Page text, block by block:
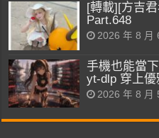
[轉載][方吉
Part.648
2026 年 8 月
手機也能當
yt-dlp 穿上
2026 年 8 月